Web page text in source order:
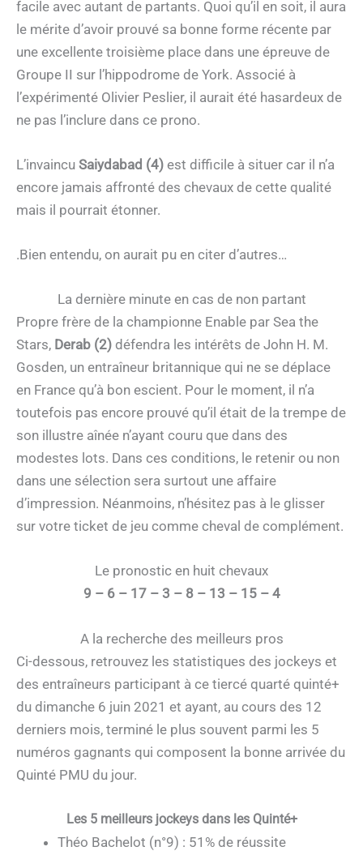
facile avec autant de partants. Quoi qu’il en soit, il aura
le mérite d’avoir prouvé sa bonne forme récente par
une excellente troisième place dans une épreuve de
Groupe II sur l’hippodrome de York. Associé à
l’expérimenté Olivier Peslier, il aurait été hasardeux de
ne pas l’inclure dans ce prono.
L’invaincu Saiydabad (4) est difficile à situer car il n’a
encore jamais affronté des chevaux de cette qualité
mais il pourrait étonner.
.Bien entendu, on aurait pu en citer d’autres…
La dernière minute en cas de non partant
Propre frère de la championne Enable par Sea the
Stars, Derab (2) défendra les intérêts de John H. M.
Gosden, un entraîneur britannique qui ne se déplace
en France qu’à bon escient. Pour le moment, il n’a
toutefois pas encore prouvé qu’il était de la trempe de
son illustre aînée n’ayant couru que dans des
modestes lots. Dans ces conditions, le retenir ou non
dans une sélection sera surtout une affaire
d’impression. Néanmoins, n’hésitez pas à le glisser
sur votre ticket de jeu comme cheval de complément.
Le pronostic en huit chevaux
9 – 6 – 17 – 3 – 8 – 13 – 15 – 4
A la recherche des meilleurs pros
Ci-dessous, retrouvez les statistiques des jockeys et
des entraîneurs participant à ce tiercé quarté quinté+
du dimanche 6 juin 2021 et ayant, au cours des 12
derniers mois, terminé le plus souvent parmi les 5
numéros gagnants qui composent la bonne arrivée du
Quinté PMU du jour.
Les 5 meilleurs jockeys dans les Quinté+
Théo Bachelot (n°9) : 51% de réussite